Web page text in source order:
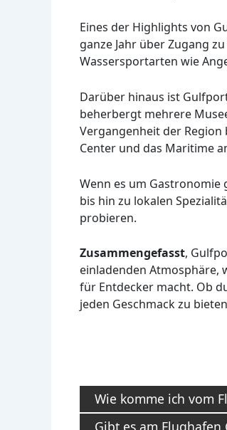
Eines der Highlights von
ganze Jahr über Zugang
Wassersportarten wie
Darüber hinaus ist
beherbergt mehrere
Vergangenheit der Region
Center und das Maritime
Wenn es um
bis hin zu lokalen
probieren.
Zusammengefasst,
einladenden Atmosphäre,
für Entdecker macht. Ob
jeden Geschmack zu
Wie komme ich vom
Gibt es am Flughafen